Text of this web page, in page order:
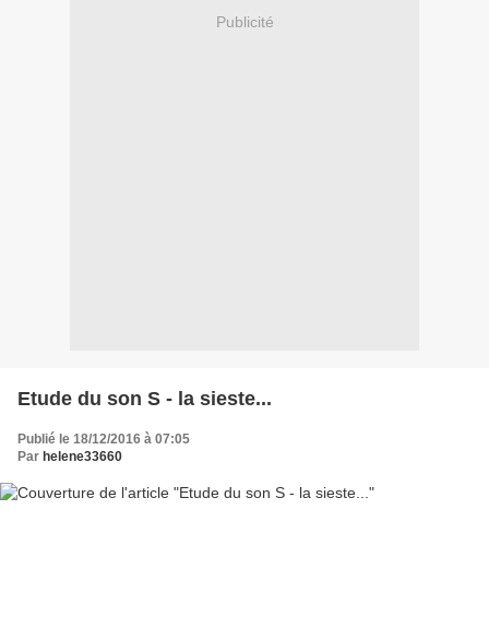
Publicité
Etude du son S - la sieste...
Publié le 18/12/2016 à 07:05
Par helene33660